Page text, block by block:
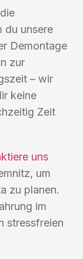
du unsere
Demontage
zur
– wir
keine
Zeit
uns
um
zu planen.
im
stressfreien